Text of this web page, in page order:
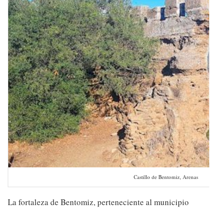
Castillo de Bentomiz, Arenas
La fortaleza de Bentomiz, perteneciente al municipio